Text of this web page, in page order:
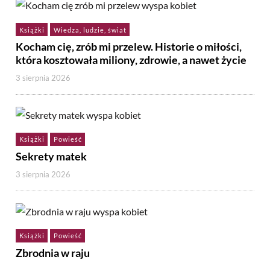
Książki Wiedza, ludzie, świat
Kocham cię, zrób mi przelew. Historie o miłości,
która kosztowała miliony, zdrowie, a nawet życie
3 sierpnia 2026
Książki Powieść
Sekrety matek
3 sierpnia 2026
Książki Powieść
Zbrodnia w raju